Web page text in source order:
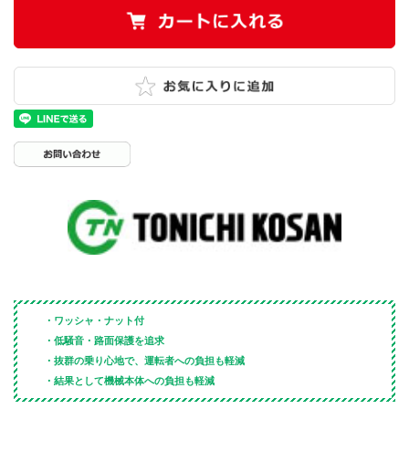
・ワッシャ・ナット付
・低騒音・路面保護を追求
・抜群の乗り心地で、運転者への負担も軽減
・結果として機械本体への負担も軽減